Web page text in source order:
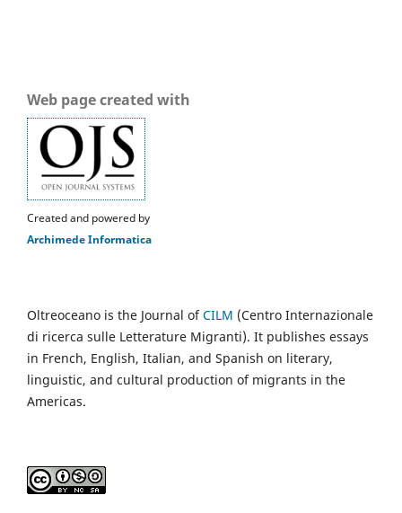
Web page created with
Created and powered by
Archimede Informatica
Oltreoceano is the Journal ofCILM (Centro Internazionale
di ricerca sulle Letterature Migranti). It publishes essays
in French, English, Italian, and Spanish on literary,
linguistic, and cultural production of migrants in the
Americas.